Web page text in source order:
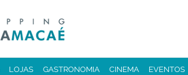
LOJAS GASTRONOMIA CINEMA EVENTOS